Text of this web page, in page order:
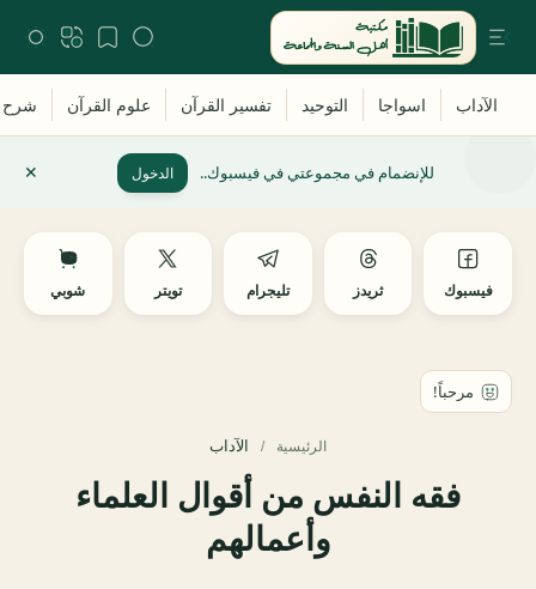
للإنضمام في مجموعتي في فيسبوك.. الدخول
فيسبوك ثريدز تليجرام تويتر شوبي
الرئيسية الآداب
فقه النفس من أقوال العلماء
وأعمالهم